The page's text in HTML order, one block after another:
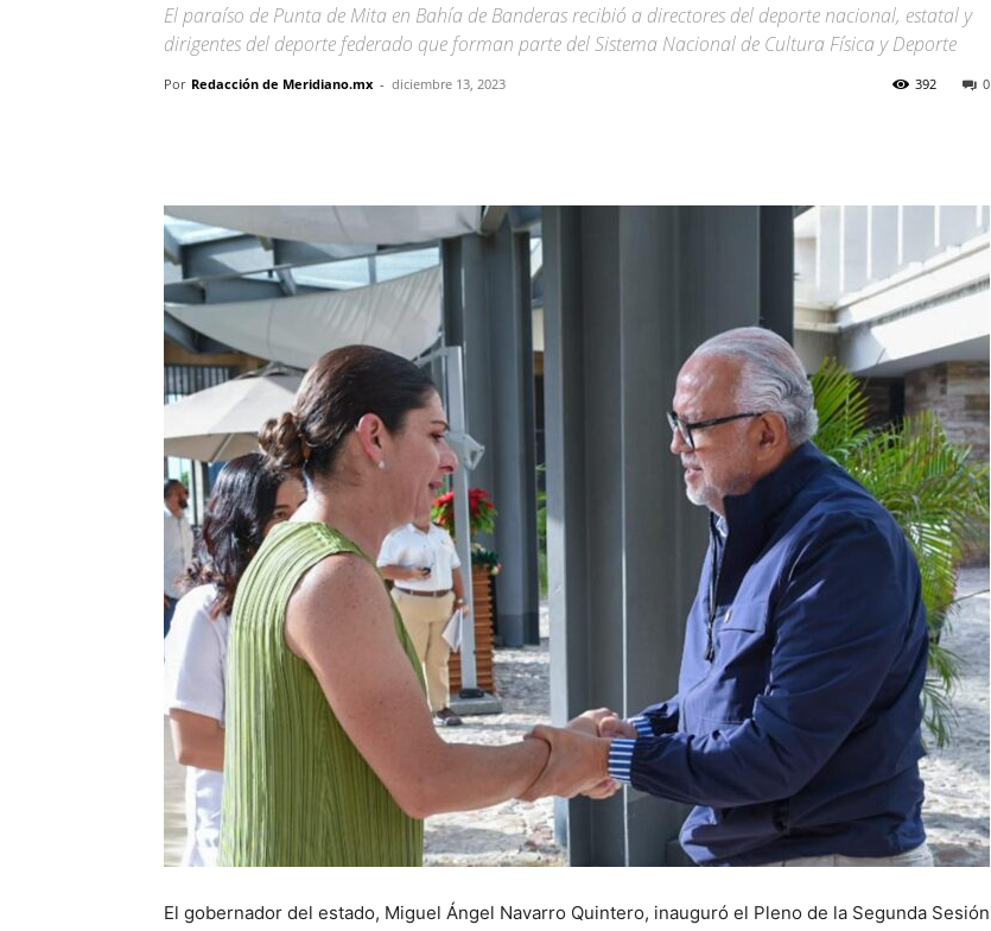
El paraíso de Punta de Mita en Bahía de Banderas recibió a directores del deporte nacional, estatal y
dirigentes del deporte federado que forman parte del Sistema Nacional de Cultura Física y Deporte
Por Redacción de Meridiano.mx - diciembre 13, 2023 0
392
El gobernador del estado, Miguel Ángel Navarro Quintero, inauguró el Pleno de la Segunda Sesión